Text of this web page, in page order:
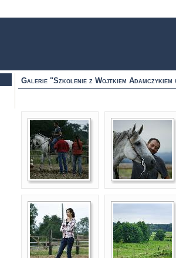
Galerie "Szkolenie z Wojtkiem Adamczykiem